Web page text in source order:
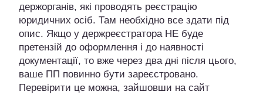
держорганів, які проводять реєстрацію
юридичних осіб. Там необхідно все здати під
опис. Якщо у держреєстратора НЕ буде
претензій до оформлення і до наявності
документації, то вже через два дні після цього,
ваше ПП повинно бути зареєстровано.
Перевірити це можна, зайшовши на сайт